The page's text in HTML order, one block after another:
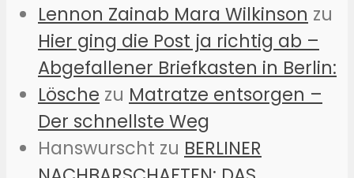
Lennon Zainab Mara Wilkinson zu
Hier ging die Post ja richtig ab –
Abgefallener Briefkasten in Berlin:
Lösche zu Matratze entsorgen –
Der schnellste Weg
Hanswurscht zu BERLINER